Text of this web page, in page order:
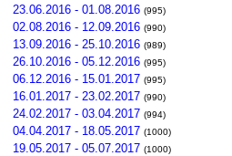
23.06.2016 - 01.08.2016 (995)
02.08.2016 - 12.09.2016 (990)
13.09.2016 - 25.10.2016 (989)
26.10.2016 - 05.12.2016 (995)
06.12.2016 - 15.01.2017 (995)
16.01.2017 - 23.02.2017 (990)
24.02.2017 - 03.04.2017 (994)
04.04.2017 - 18.05.2017 (1000)
19.05.2017 - 05.07.2017 (1000)